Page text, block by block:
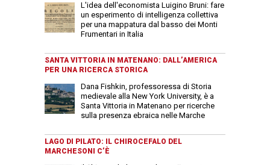
L'idea dell'economista Luigino Bruni: fare
un esperimento di intelligenza collettiva
per una mappatura dal basso dei Monti
Frumentari in Italia
SANTA VITTORIA IN MATENANO: DALL’AMERICA
PER UNA RICERCA STORICA
Dana Fishkin, professoressa di Storia
medievale alla New York University, è a
Santa Vittoria in Matenano per ricerche
sulla presenza ebraica nelle Marche
LAGO DI PILATO: IL CHIROCEFALO DEL
MARCHESONI C’È